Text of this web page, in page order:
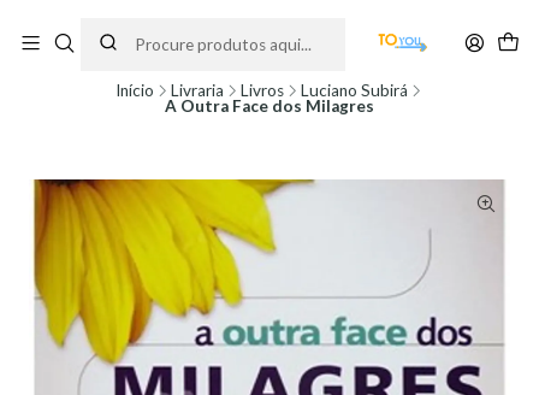
partir do dia 11 de Agosto, às 10H.
Início Livraria Livros
Luciano Subirá
A Outra Face dos Milagres